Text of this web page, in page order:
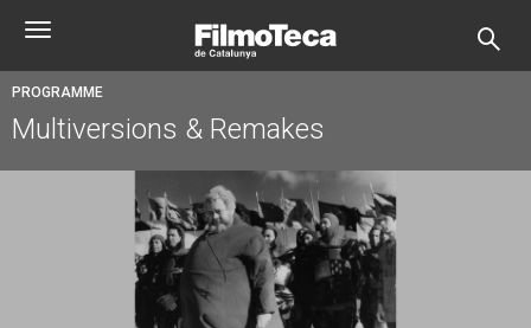
content
Toggle
PROGRAMME
Multiversions & Remakes